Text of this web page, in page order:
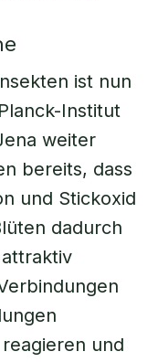
ist nun
Institut
weiter
bereits, dass
und Stickoxid
dadurch
und